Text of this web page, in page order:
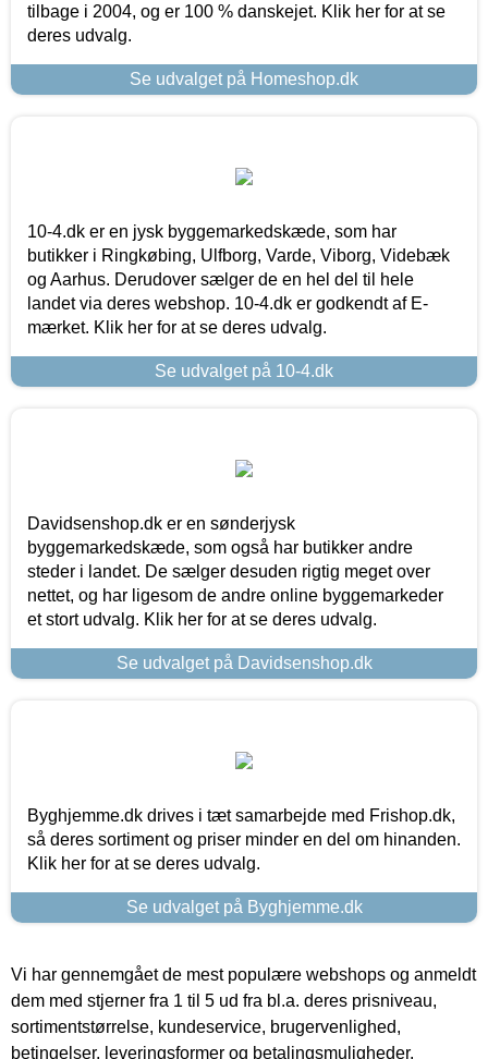
tilbage i 2004, og er 100 % danskejet. Klik her for at se
deres udvalg.
Se udvalget på Homeshop.dk
10-4.dk er en jysk byggemarkedskæde, som har
butikker i Ringkøbing, Ulfborg, Varde, Viborg, Videbæk
og Aarhus. Derudover sælger de en hel del til hele
landet via deres webshop. 10-4.dk er godkendt af E-
mærket. Klik her for at se deres udvalg.
Se udvalget på 10-4.dk
Davidsenshop.dk er en sønderjysk
byggemarkedskæde, som også har butikker andre
steder i landet. De sælger desuden rigtig meget over
nettet, og har ligesom de andre online byggemarkeder
et stort udvalg. Klik her for at se deres udvalg.
Se udvalget på Davidsenshop.dk
Byghjemme.dk drives i tæt samarbejde med Frishop.dk,
så deres sortiment og priser minder en del om hinanden.
Klik her for at se deres udvalg.
Se udvalget på Byghjemme.dk
Vi har gennemgået de mest populære webshops og anmeldt
dem med stjerner fra 1 til 5 ud fra bl.a. deres prisniveau,
sortimentstørrelse, kundeservice, brugervenlighed,
betingelser, leveringsformer og betalingsmuligheder.